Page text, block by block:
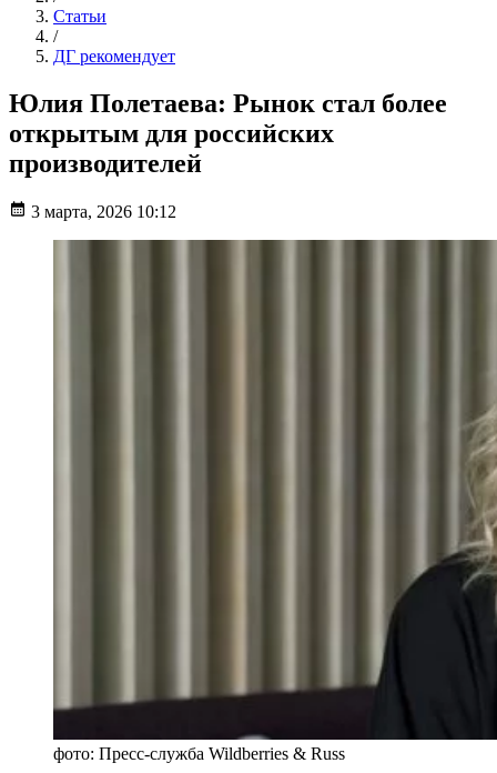
Статьи
/
ДГ рекомендует
Юлия Полетаева: Рынок стал более
открытым для российских
производителей
3 марта, 2026 10:12
фото: Пресс-служба Wildberries & Russ